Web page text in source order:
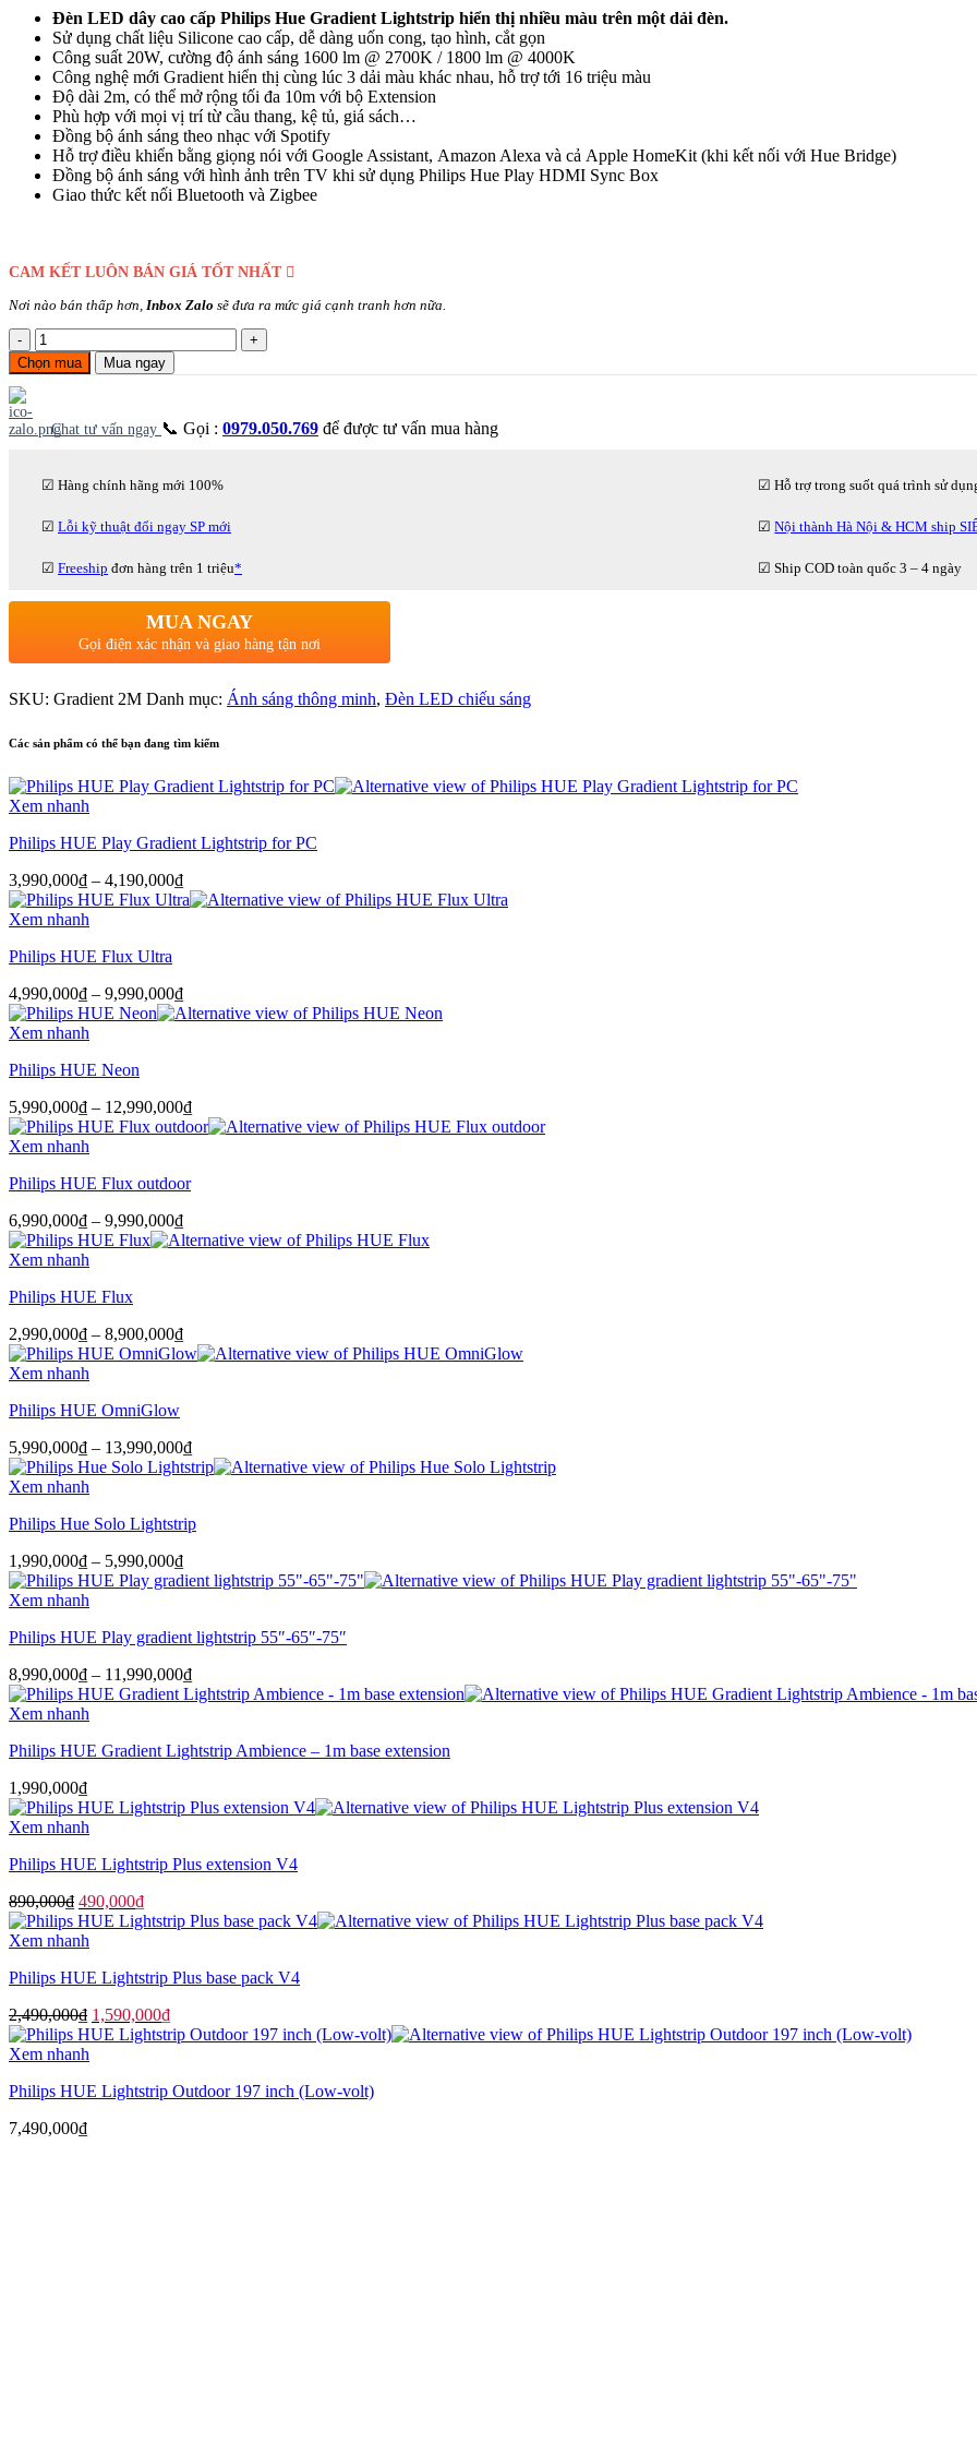
Đèn LED dây cao cấp Philips Hue Gradient Lightstrip hiển thị nhiều màu trên một dải đèn.
Sử dụng chất liệu Silicone cao cấp, dễ dàng uốn cong, tạo hình, cắt gọn
Công suất 20W, cường độ ánh sáng 1600 lm @ 2700K / 1800 lm @ 4000K
Công nghệ mới Gradient hiển thị cùng lúc 3 dải màu khác nhau, hỗ trợ tới 16 triệu màu
Độ dài 2m, có thể mở rộng tối đa 10m với bộ Extension
Phù hợp với mọi vị trí từ cầu thang, kệ tủ, giá sách…
Đồng bộ ánh sáng theo nhạc với Spotify
Hỗ trợ điều khiển bằng giọng nói với Google Assistant, Amazon Alexa và cả Apple HomeKit (khi kết nối với Hue Bridge)
Đồng bộ ánh sáng với hình ảnh trên TV khi sử dụng Philips Hue Play HDMI Sync Box
Giao thức kết nối Bluetooth và Zigbee
CAM KẾT LUÔN BÁN GIÁ TỐT NHẤT
Nơi nào bán thấp hơn, Inbox Zalo sẽ đưa ra mức giá cạnh tranh hơn nữa.
Số
lượng
Chọn mua Mua ngay
Chat tư vấn ngay 📞 Gọi : 0979.050.769 để được tư vấn mua hàng
☑ Hàng chính hãng mới 100% ☑ Hỗ trợ trong suốt quá trình sử
☑ Lỗi kỹ thuật đổi ngay SP mới ☑Nội thành Hà Nội & HCM ship
☑ Freeship đơn hàng trên 1 triệu* ☑ Ship COD toàn quốc 3 – 4 ngày
MUA NGAY
Gọi điện xác nhận và giao hàng tận nơi
SKU: Gradient 2M Danh mục: Ánh sáng thông minh, Đèn LED chiếu sáng
Các sản phẩm có thể bạn đang tìm kiếm
Xem nhanh
Philips HUE Play Gradient Lightstrip for PC
3,990,000₫ – 4,190,000₫Khoảng
giá:
Xem nhanh
Philips HUE Flux Ultra
4,990,000₫ – 9,990,000₫Khoảng
giá:
Xem nhanh
Philips HUE Neon
5,990,000₫ – 12,990,000₫Khoảng
giá:
đến
Xem nhanh
Philips HUE Flux outdoor
6,990,000₫ – 9,990,000₫Khoảng
giá:
Xem nhanh
Philips HUE Flux
2,990,000₫ – 8,900,000₫Khoảng
giá:
Xem nhanh
Philips HUE OmniGlow
5,990,000₫ – 13,990,000₫Khoảng
giá:
đến
Xem nhanh
Philips Hue Solo Lightstrip
1,990,000₫ – 5,990,000₫Khoảng
giá:
đến
Xem nhanh
Philips HUE Play gradient lightstrip 55″-65″-75″
8,990,000₫ – 11,990,000₫Khoảng
giá:
đến
Xem nhanh
Philips HUE Gradient Lightstrip Ambience – 1m base extension
1,990,000₫
Xem nhanh
Philips HUE Lightstrip Plus extension V4
890,000₫ Giá
gốc
là:
490,000₫Giá
hiện
490,000₫.
Xem nhanh
Philips HUE Lightstrip Plus base pack V4
2,490,000₫ Giá
gốc
1,590,000₫Giá
hiện
1,590,000₫.
Xem nhanh
Philips HUE Lightstrip Outdoor 197 inch (Low-volt)
7,490,000₫